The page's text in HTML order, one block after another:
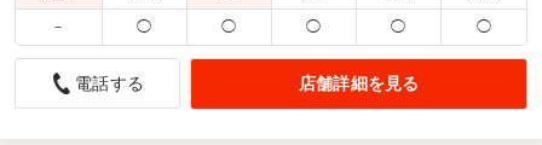
お客様用のお弁当
4.0 株式会社アルビオン千葉支店
セミナー用お弁当でお願いしました。
彩りがとてもよく、見た目から楽しめるお弁当でした。主
－ ◯ ◯ ◯ ◯ ◯
電話する 店舗詳細を見る